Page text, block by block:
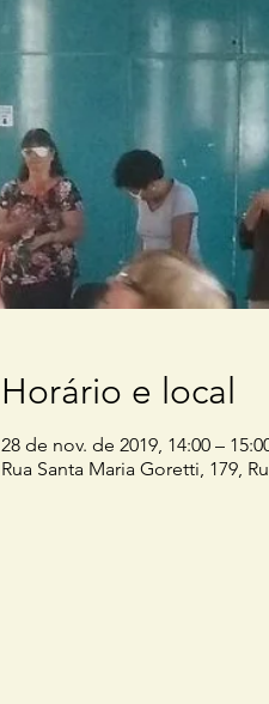
Horário e local
28 de nov. de 2019, 14:00 –
Rua Santa Maria Goretti, 179,